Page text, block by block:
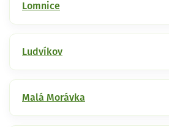
Lomnice
Ludvíkov
Malá Morávka